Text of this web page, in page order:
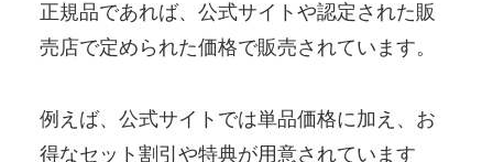
正規品であれば、公式サイトや認定された販
売店で定められた価格で販売されています。
例えば、公式サイトでは単品価格に加え、お
得なセット割引や特典が用意されています